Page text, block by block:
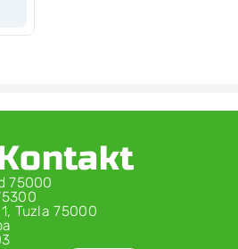
75000
Tuzla 75000